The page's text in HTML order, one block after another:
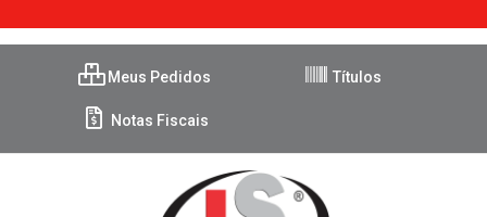
Meus Pedidos Títulos
Notas Fiscais